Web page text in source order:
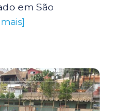
em São